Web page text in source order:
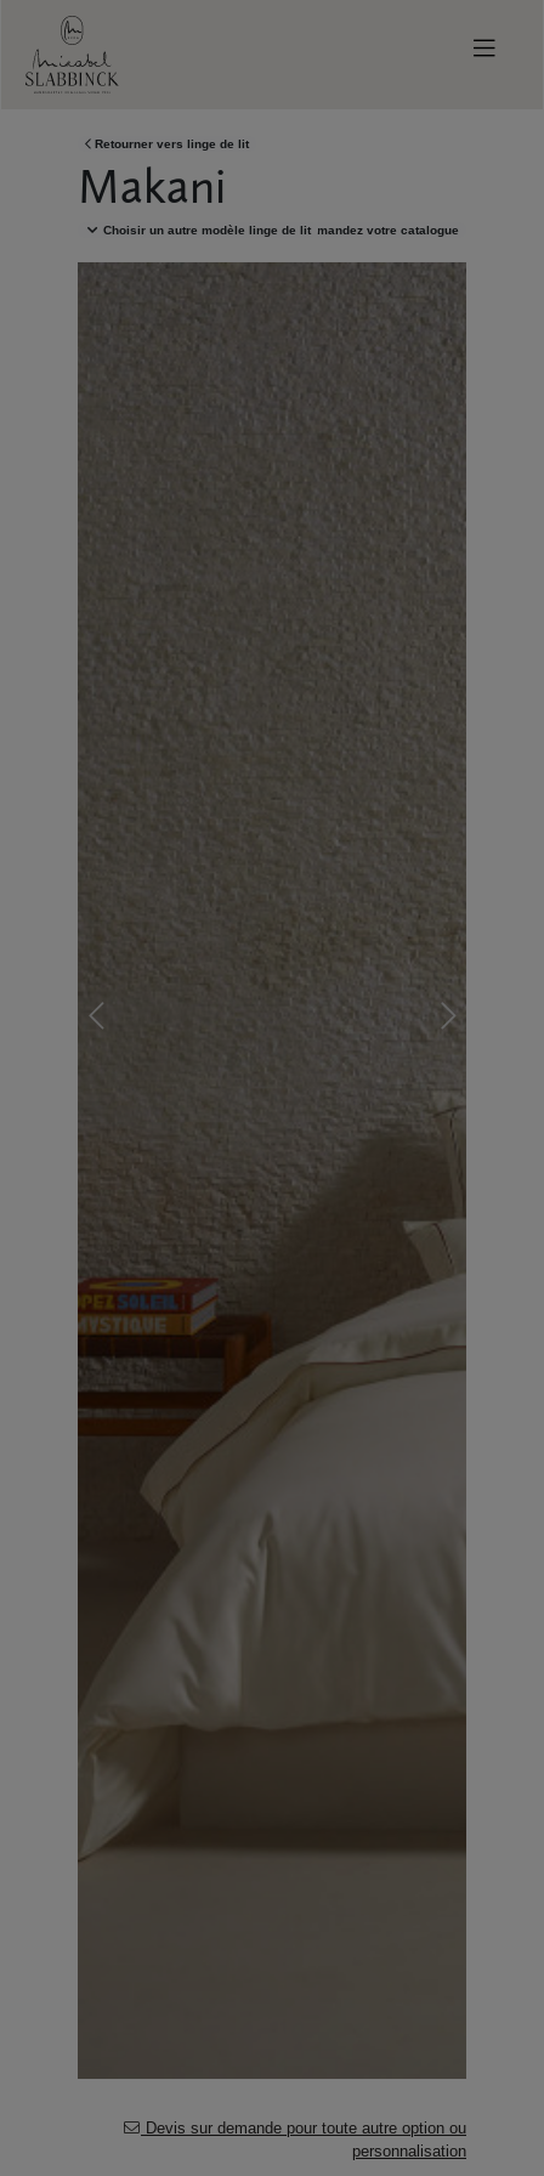
Skip to main content
Demandez votre catalogue
Retourner vers linge de lit
Makani
Choisir un autre modèle linge de lit
Devis sur demande pour toute autre option ou
personnalisation